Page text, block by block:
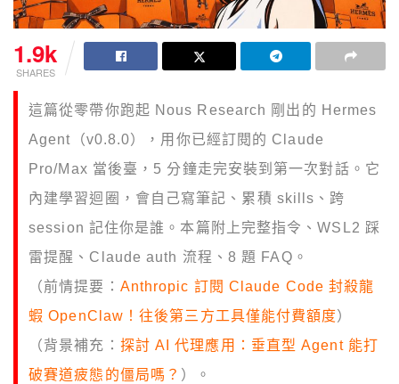
1.9k
SHARES
這篇從零帶你跑起 Nous Research 剛出的 Hermes
Agent（v0.8.0），用你已經訂閱的 Claude
Pro/Max 當後臺，5 分鐘走完安裝到第一次對話。它
內建學習迴圈，會自己寫筆記、累積 skills、跨
session 記住你是誰。本篇附上完整指令、WSL2 踩
雷提醒、Claude auth 流程、8 題 FAQ。
（前情提要： Anthropic 訂閱 Claude Code 封殺龍
蝦 OpenClaw！往後第三方工具僅能付費額度）
（背景補充： 探討 AI 代理應用：垂直型 Agent 能打
破賽道疲態的僵局嗎？ ）。